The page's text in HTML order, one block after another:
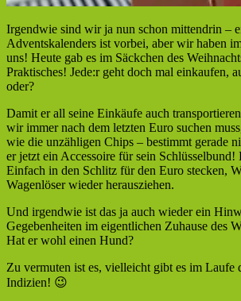
Irgendwie sind wir ja nun schon mittendrin –
Adventskalenders ist vorbei, aber wir haben
uns! Heute gab es im Säckchen des
Praktisches! Jede:r geht doch mal einkaufen,
oder?
Damit er all seine Einkäufe auch
wir immer nach dem letzten Euro suchen
wie die unzähligen Chips – bestimmt gerade
er jetzt ein Accessoire für sein Schlüsselbund!
Einfach in den Schlitz für den Euro stecken,
Wagenlöser wieder herausziehen.
Und irgendwie ist das ja auch wieder ein
Gegebenheiten im eigentlichen Zuhause des
Hat er wohl einen Hund?
Zu vermuten ist es, vielleicht gibt es im Laufe
Indizien! 😉